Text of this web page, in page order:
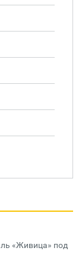
«Живица» под